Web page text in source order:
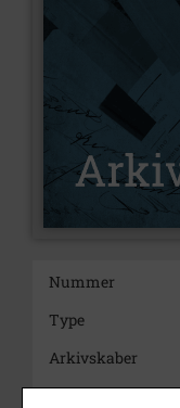
Nummer
Type
Arkivskaber
Beskrivelse